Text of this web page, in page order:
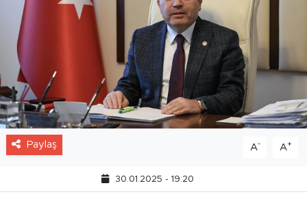
Paylaş A- A+
30.01.2025 - 19:20